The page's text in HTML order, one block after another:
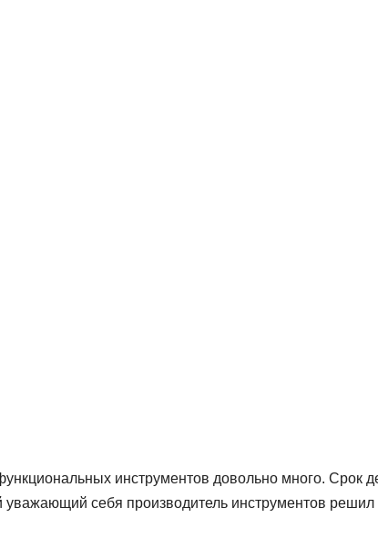
инструментов довольно много. Срок
уважающий себя производитель инструментов